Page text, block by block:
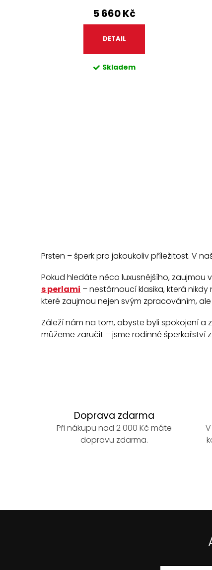
5 660 Kč
DETAIL
Skladem
v
y
v
ý
i
s
o
v
á
n
Prsten – šperk pro jakoukoliv příležitost. V
Pokud hledáte něco luxusnějšího, zaujmou
s perlami – nestárnoucí klasika, která
které zaujmou nejen svým zpracováním,
Záleží nám na tom, abyste byli spokojení a
můžeme zaručit – jsme rodinné šperkařství
Doprava zdarma
Při nákupu nad 2 000 Kč máte
dopravu zdarma.